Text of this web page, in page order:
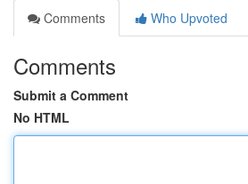
Comments
Who Upvoted
Comments
Submit a Comment
No HTML